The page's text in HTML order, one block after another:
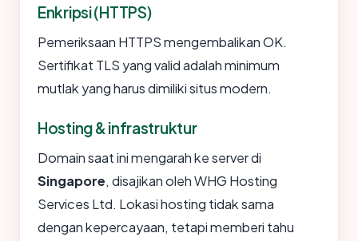
Enkripsi (HTTPS)
Pemeriksaan HTTPS mengembalikan OK.
Sertifikat TLS yang valid adalah minimum
mutlak yang harus dimiliki situs modern.
Hosting & infrastruktur
Domain saat ini mengarah ke server di
Singapore, disajikan oleh WHG Hosting
Services Ltd. Lokasi hosting tidak sama
dengan kepercayaan, tetapi memberi tahu